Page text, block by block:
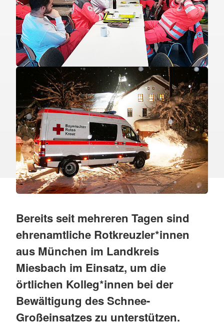
Bereits seit mehreren Tagen sind
ehrenamtliche Rotkreuzler*innen
aus München im Landkreis
Miesbach im Einsatz, um die
örtlichen Kolleg*innen bei der
Bewältigung des Schnee-
Großeinsatzes zu unterstützen.